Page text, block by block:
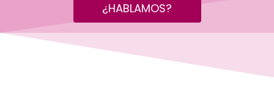
¿HABLAMOS?